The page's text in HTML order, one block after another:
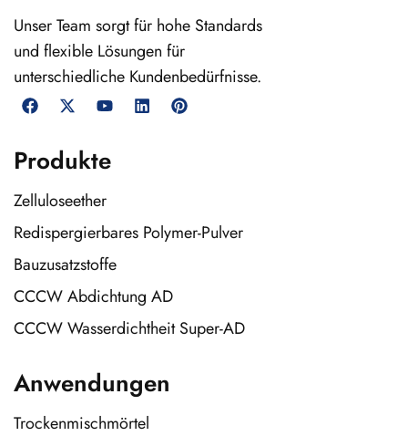
Unser Team sorgt für hohe Standards
und flexible Lösungen für
unterschiedliche Kundenbedürfnisse.
Produkte
Zelluloseether
Redispergierbares Polymer-Pulver
Bauzusatzstoffe
CCCW Abdichtung AD
CCCW Wasserdichtheit Super-AD
Anwendungen
Trockenmischmörtel